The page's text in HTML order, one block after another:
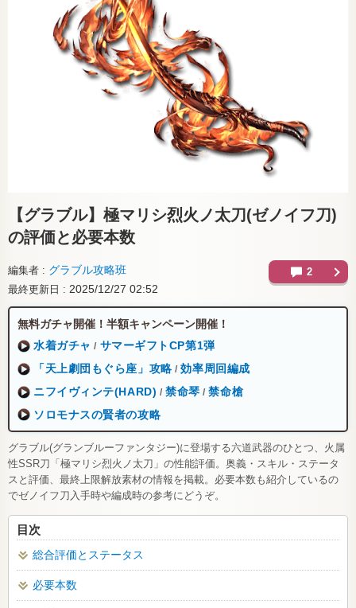
【グラブル】 極マリシ烈火ノ太刀(ゼノイフ刀)
の評価と必要本数
編集者 グラブル攻略班
最終更新日 2025/12/27 02:52
2
無料ガチャ開催！半額キャンペーン開催！
水着ガチャ / サマーギフトCP第1弾
「天上劇団もぐら座」攻略 / 効率周回編成
ニフイヴィンテ(HARD) / 禁命琴 / 禁命槍
ソロモナスの賢者の攻略
グラブル(グランブルーファンタジー)に登場する六道武器のひとつ、火属
性SSR刀「極マリシ烈火ノ太刀」の性能評価。奥義・スキル・ステータ
スと評価、最終上限解放素材の情報を掲載。必要本数も紹介しているの
でゼノイフ刀入手時や編成時の参考にどうぞ。
目次
総合評価とステータス
必要本数